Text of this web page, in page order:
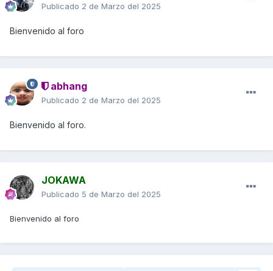
Publicado 2 de Marzo del 2025
Bienvenido al foro
abhang
Publicado 2 de Marzo del 2025
Bienvenido al foro.
JOKAWA
Publicado 5 de Marzo del 2025
Bienvenido al foro